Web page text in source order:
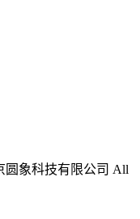
圆象科技有限公司 All